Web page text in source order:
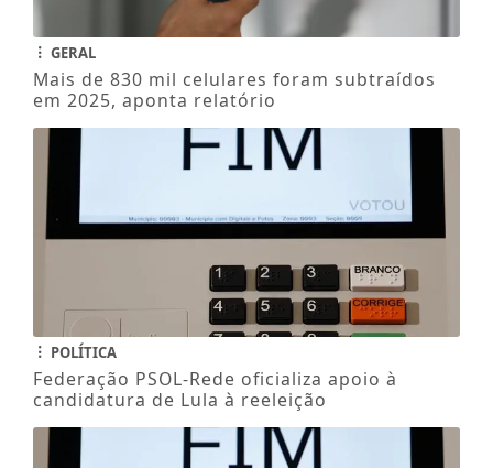
GERAL
Mais de 830 mil celulares foram subtraídos
em 2025, aponta relatório
POLÍTICA
Federação PSOL-Rede oficializa apoio à
candidatura de Lula à reeleição